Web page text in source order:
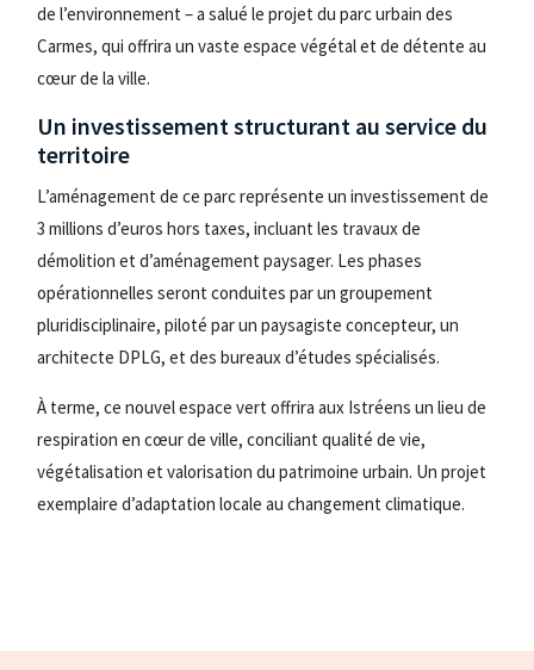
de l’environnement – a salué le projet du parc urbain des
Carmes, qui offrira un vaste espace végétal et de détente au
cœur de la ville.
Un investissement structurant au service du
territoire
L’aménagement de ce parc représente un investissement de
3 millions d’euros hors taxes, incluant les travaux de
démolition et d’aménagement paysager. Les phases
opérationnelles seront conduites par un groupement
pluridisciplinaire, piloté par un paysagiste concepteur, un
architecte DPLG, et des bureaux d’études spécialisés.
À terme, ce nouvel espace vert offrira aux Istréens un lieu de
respiration en cœur de ville, conciliant qualité de vie,
végétalisation et valorisation du patrimoine urbain. Un projet
exemplaire d’adaptation locale au changement climatique.